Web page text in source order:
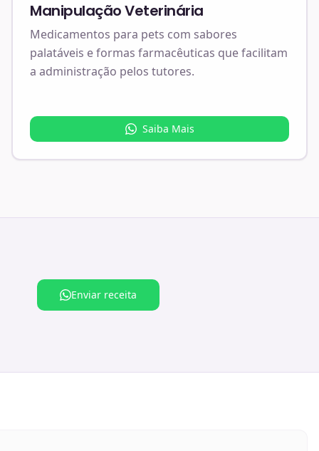
Manipulação Veterinária
Medicamentos para pets com sabores
palatáveis e formas farmacêuticas que facilitam
a administração pelos tutores.
Saiba Mais
Enviar receita